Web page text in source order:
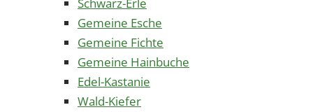
Gemeine Esche
Gemeine Fichte
Gemeine Hainbuche
Edel-Kastanie
Wald-Kiefer